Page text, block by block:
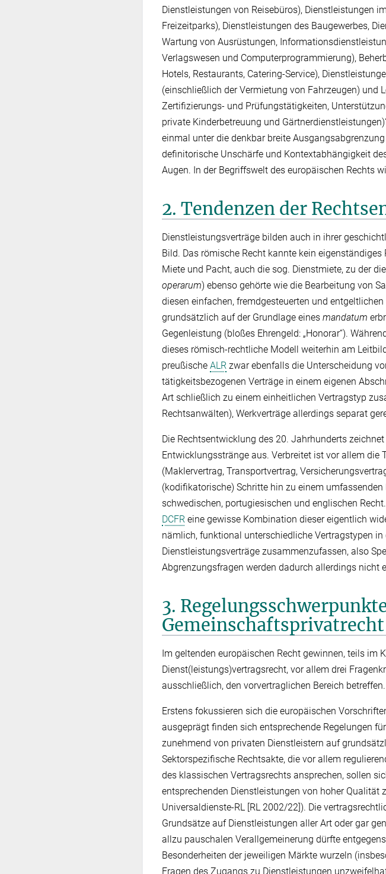
Dienstleistungen von Reisebüros), Dienstleistungen
Freizeitparks), Dienstleistungen des Baugewerbes,
Wartung von Ausrüstungen,
Verlagswesen und Computerprogrammierung),
Hotels, Restaurants, Catering-Service),
(einschließlich der Vermietung von Fahrzeugen)
Zertifizierungs- und Prüfungstätigkeiten,
private Kinderbetreuung und
einmal unter die denkbar breite
definitorische Unschärfe und Kontextabhängigkeit
Augen. In der Begriffswelt des europäischen Rechts
2. Tendenzen der
Dienstleistungsverträge bilden auch in ihrer
Bild. Das römische Recht kannte kein eigenständiges
Miete und Pacht, auch die sog. Dienstmiete, zu der
operarum) ebenso gehörte wie die Bearbeitung von
diesen einfachen, fremdgesteuerten und
grundsätzlich auf der Grundlage eines mandatum
Gegenleistung (bloßes Ehrengeld: „Honorar“).
dieses römisch-rechtliche Modell weiterhin am
preußische ALR zwar ebenfalls die Unterscheidung
tätigkeitsbezogenen Verträge in einem eigenen
Art schließlich zu einem einheitlichen Vertragstyp
Rechtsanwälten), Werkverträge allerdings separat
Die Rechtsentwicklung des 20. Jahrhunderts
Entwicklungsstränge aus. Verbreitet ist vor allem die
(Maklervertrag, Transportvertrag,
(kodifikatorische) Schritte hin zu einem
schwedischen, portugiesischen und englischen
DCFR eine gewisse Kombination dieser eigentlich
nämlich, funktional unterschiedliche Vertragstypen
Dienstleistungsverträge zusammenzufassen, also
Abgrenzungsfragen werden dadurch allerdings nicht
3.
Gemeinschaftsprivatrecht
Im geltenden europäischen Recht gewinnen, teils im
Dienst(leistungs)vertragsrecht, vor allem drei
ausschließlich, den vorvertraglichen Bereich betreffen.
Erstens fokussieren sich die europäischen
ausgeprägt finden sich entsprechende Regelungen
zunehmend von privaten Dienstleistern auf
Sektorspezifische Rechtsakte, die vor allem
des klassischen Vertragsrechts ansprechen, sollen
entsprechenden Dienstleistungen von hoher Qualität
Universaldienste-RL [RL 2002/22]). Die
Grundsätze auf Dienstleistungen aller Art oder gar
allzu pauschalen Verallgemeinerung dürfte
Besonderheiten der jeweiligen Märkte wurzeln
Fragen des Zugangs zu Dienstleistungen